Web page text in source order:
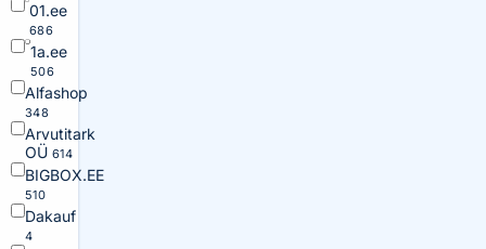
01.ee
686
1a.ee
506
Alfashop
348
Arvutitark
OÜ 614
BIGBOX.EE
510
Dakauf
4